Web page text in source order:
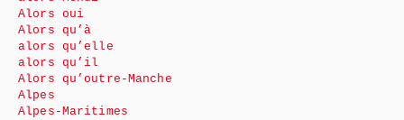
Alors oui
Alors qu’à
alors qu’elle
alors qu’il
Alors qu’outre-Manche
Alpes
Alpes-Maritimes